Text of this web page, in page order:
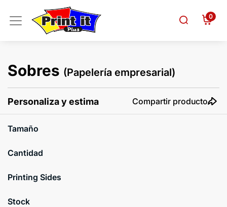
0
Sobres (Papelería empresarial)
Personaliza y estima Compartir producto
Tamaño
Cantidad
Printing Sides
Stock